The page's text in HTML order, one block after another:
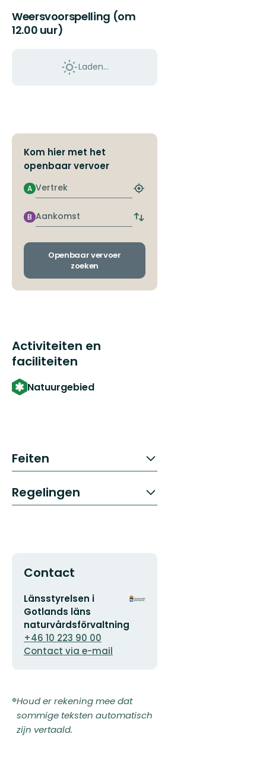
Weersvoorspelling (om
12.00 uur)
Laden…
Kom hier met het
openbaar vervoer
Vertrek
A
Zoek
dichtstbijzijnde
halte
Aankomst
B
Wissel
en
Openbaar vervoer
zoeken
Activiteiten en
faciliteiten
Natuurgebied
Feiten
Regelingen
Contact
E-
mailadres
Länsstyrelsen i
Gotlands läns
naturvårdsförvaltning
+46 10 223 90 00
Contact via e-mail
Organisatie-
Houd er rekening mee dat
sommige teksten automatisch
zijn vertaald.